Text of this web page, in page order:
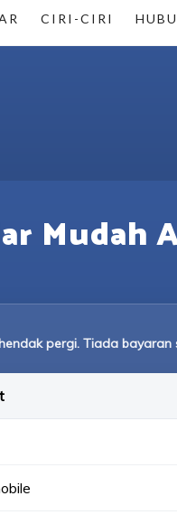
CIRI-CIRI
Mudah
pergi. Tiada bayaran